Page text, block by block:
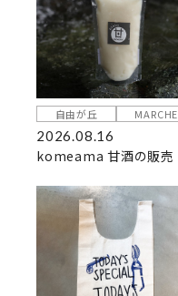
自由が丘 MARCHE
2026.08.16
komeama 甘酒の販売